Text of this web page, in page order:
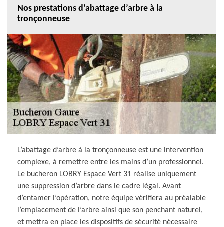
Nos prestations d’abattage d’arbre à la
tronçonneuse
L’abattage d’arbre à la tronçonneuse est une intervention
complexe, à remettre entre les mains d’un professionnel.
Le bucheron LOBRY Espace Vert 31 réalise uniquement
une suppression d’arbre dans le cadre légal. Avant
d’entamer l’opération, notre équipe vérifiera au préalable
l’emplacement de l’arbre ainsi que son penchant naturel,
et mettra en place les dispositifs de sécurité nécessaire